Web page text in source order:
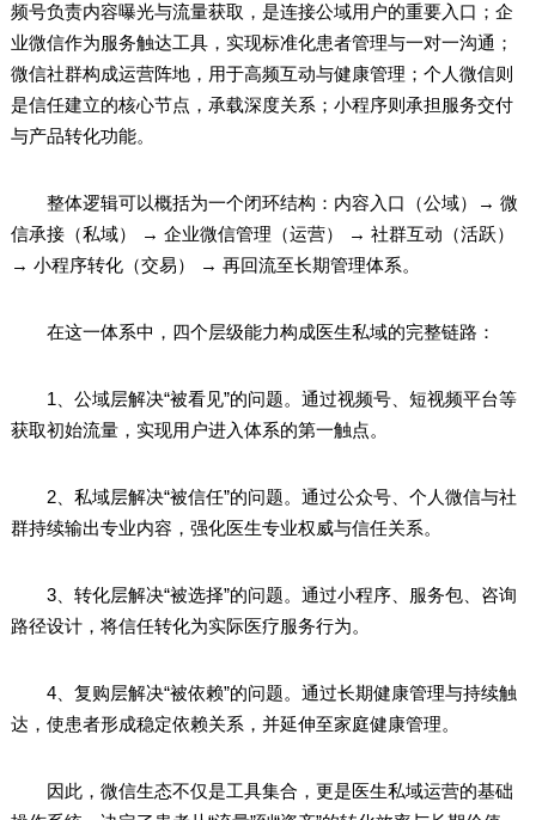
频号负责内容曝光与流量获取，是连接公域用户的重要入口；企
业微信作为服务触达工具，实现标准化患者管理与一对一沟通；
微信社群构成运营阵地，用于高频互动与健康管理；个人微信则
是信任建立的核心节点，承载深度关系；小程序则承担服务交付
与产品转化功能。
整体逻辑可以概括为一个闭环结构：内容入口（公域）→ 微
信承接（私域） → 企业微信管理（运营） → 社群互动（活跃）
→ 小程序转化（交易） → 再回流至长期管理体系。
在这一体系中，四个层级能力构成医生私域的完整链路：
1、公域层解决“被看见”的问题。通过视频号、短视频平台等
获取初始流量，实现用户进入体系的第一触点。
2、私域层解决“被信任”的问题。通过公众号、个人微信与社
群持续输出专业内容，强化医生专业权威与信任关系。
3、转化层解决“被选择”的问题。通过小程序、服务包、咨询
路径设计，将信任转化为实际医疗服务行为。
4、复购层解决“被依赖”的问题。通过长期健康管理与持续触
达，使患者形成稳定依赖关系，并延伸至家庭健康管理。
因此，微信生态不仅是工具集合，更是医生私域运营的基础